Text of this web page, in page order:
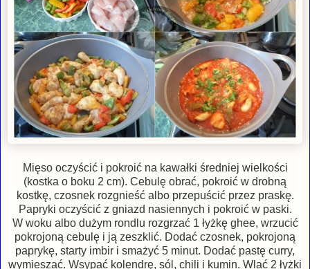
Mięso oczyścić i pokroić na kawałki średniej wielkości
(kostka o boku 2 cm). Cebulę obrać, pokroić w drobną
kostkę, czosnek rozgnieść albo przepuścić przez praskę.
Papryki oczyścić z gniazd nasiennych i pokroić w paski.
W woku albo dużym rondlu rozgrzać 1 łyżkę ghee, wrzucić
pokrojoną cebulę i ją zeszklić. Dodać czosnek, pokrojoną
paprykę, starty imbir i smażyć 5 minut. Dodać pastę curry,
wymieszać. Wsypać kolendrę, sól, chili i kumin. Wlać 2 łyżki